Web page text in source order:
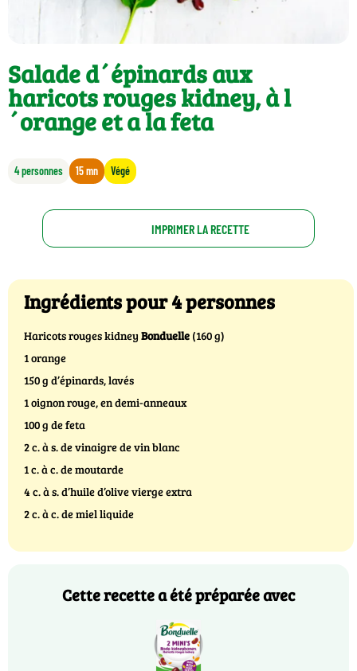
Salade d´épinards aux
haricots rouges kidney, à l
´orange et a la feta
4 personnes 15 mn Végé
IMPRIMER LA RECETTE
Ingrédients pour 4 personnes
Haricots rouges kidney Bonduelle (160 g)
1 orange
150 g d’épinards, lavés
1 oignon rouge, en demi-anneaux
100 g de feta
2 c. à s. de vinaigre de vin blanc
1 c. à c. de moutarde
4 c. à s. d’huile d’olive vierge extra
2 c. à c. de miel liquide
Cette recette a été préparée avec